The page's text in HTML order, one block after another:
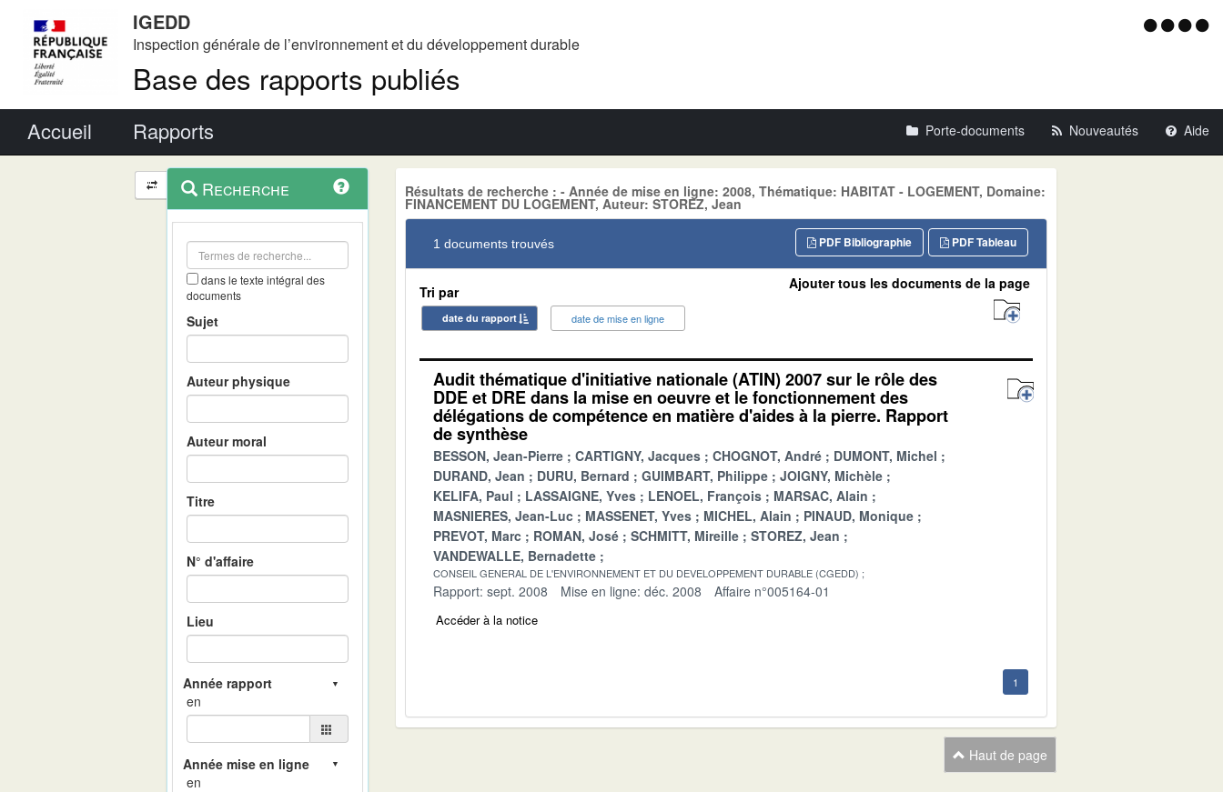
IGEDD
Inspection générale de l’environnement et du développement durable
Base des rapports publiés
Menu
Accueil Rapports Porte-documents Nouveautés Aide
Navigation
et
outils
contextuel
Recherche
dans le texte intégral des
documents
Sujet
Auteur physique
Auteur moral
Titre
N° d'affaire
Lieu
en
en
Résultats de recherche : - Année de mise en ligne: 2008, Thématique: HABITAT - LOGEMENT, Domaine:
FINANCEMENT DU LOGEMENT, Auteur: STOREZ, Jean
1 documents trouvés PDF Tableau
PDF Bibliographie
Tri par
date du rapport date de mise en ligne
Ajouter tous les documents de la page
Audit thématique d'initiative nationale (ATIN) 2007 sur le rôle des
DDE et DRE dans la mise en oeuvre et le fonctionnement des
délégations de compétence en matière d'aides à la pierre. Rapport
de synthèse
BESSON, Jean-Pierre CARTIGNY, Jacques CHOGNOT, André
DUMONT, Michel
DURAND, Jean
DURU, Bernard GUIMBART, Philippe
JOIGNY, Michèle
KELIFA, Paul
LASSAIGNE, Yves LENOEL, François
MARSAC, Alain
MASNIERES, Jean-Luc
MASSENET, Yves MICHEL, Alain
PINAUD, Monique
PREVOT, Marc
ROMAN, José SCHMITT, Mireille
STOREZ, Jean
VANDEWALLE, Bernadette
CONSEIL GENERAL DE L'ENVIRONNEMENT ET DU DEVELOPPEMENT DURABLE (CGEDD)
Rapport: sept. 2008 Mise en ligne: déc. 2008 Affaire n°005164-01
Accéder à la notice
1
Haut de page